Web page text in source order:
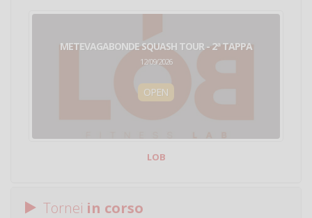
METEVAGABONDE SQUASH TOUR - 2ª TAPPA
12/09/2026
OPEN
LOB
Tornei in corso